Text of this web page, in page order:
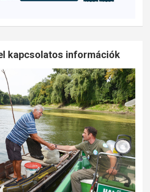
kapcsolatos információk